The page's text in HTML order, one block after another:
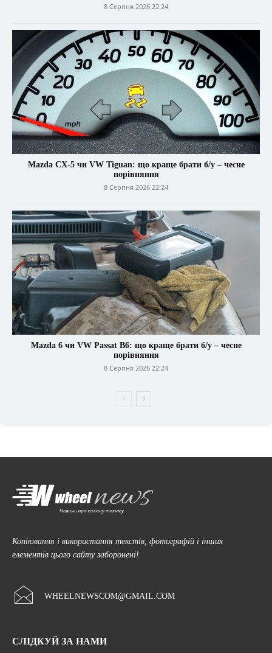
8 Серпня 2026 22:24
Mazda CX-5 чи VW Tiguan: що краще брати б/у – чесне
порівняння
8 Серпня 2026 22:24
Mazda 6 чи VW Passat B6: що краще брати б/у – чесне
порівняння
8 Серпня 2026 22:24
Копіювання і використання текстів, фотографій і інших
елементів цього сайту заборонені!
WHEELNEWSCOM@GMAIL.COM
СЛІДКУЙ ЗА НАМИ